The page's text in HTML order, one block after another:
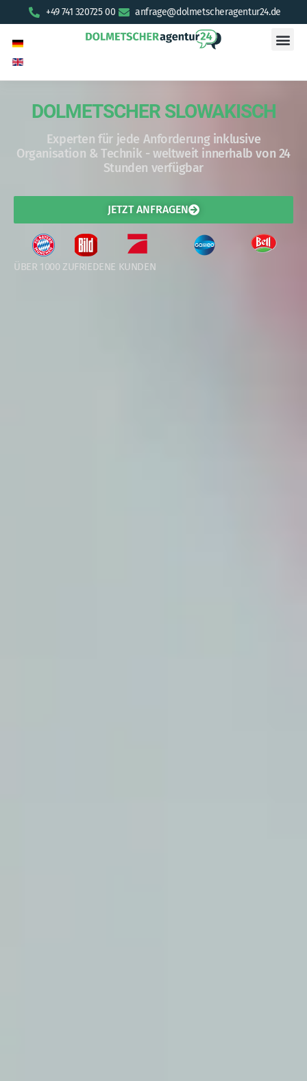
+49 741 320725 00 anfrage@dolmetscheragentur24.de
DOLMETSCHER SLOWAKISCH
Experten für jede Anforderung inklusive
Organisation & Technik - weltweit innerhalb von 24
Stunden verfügbar
JETZT ANFRAGEN
ÜBER 1000 ZUFRIEDENE KUNDEN